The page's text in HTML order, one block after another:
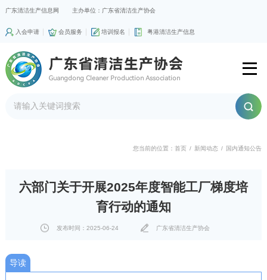
广东清洁生产信息网 主办单位：广东省清洁生产协会
入会申请 会员服务 培训报名 粤港清洁生产信息
您当前的位置：首页 / 新闻动态 / 国内通知公告
六部门关于开展2025年度智能工厂梯度培
育行动的通知
发布时间：2025-06-24 广东省清洁生产协会
导读